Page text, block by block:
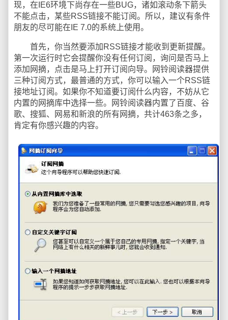
现，在IE6环境下尚存在一些BUG，诸如滚动条下箭头
不能点击，某些RSS链接不能订阅。所以，建议有条件
朋友的尽可能在IE 7.0的系统上使用。
首先，你当然要添加RSS链接才能收到更新提醒。
第一次运行时它会提醒你没有任何订阅，询问是否马上
添加网摘，点击是马上打开订阅向导。网铃阅读器提供
三种订阅方式，最普通的方式，你可以输入一个RSS链
接地址订阅。如果你不知道要订阅什么内容，不妨从它
内置的网摘库中选择一些。网铃阅读器内置了百度、谷
歌、搜狐、网易和新浪的所有网摘，共计463条之多，
肯定有你感兴趣的内容。